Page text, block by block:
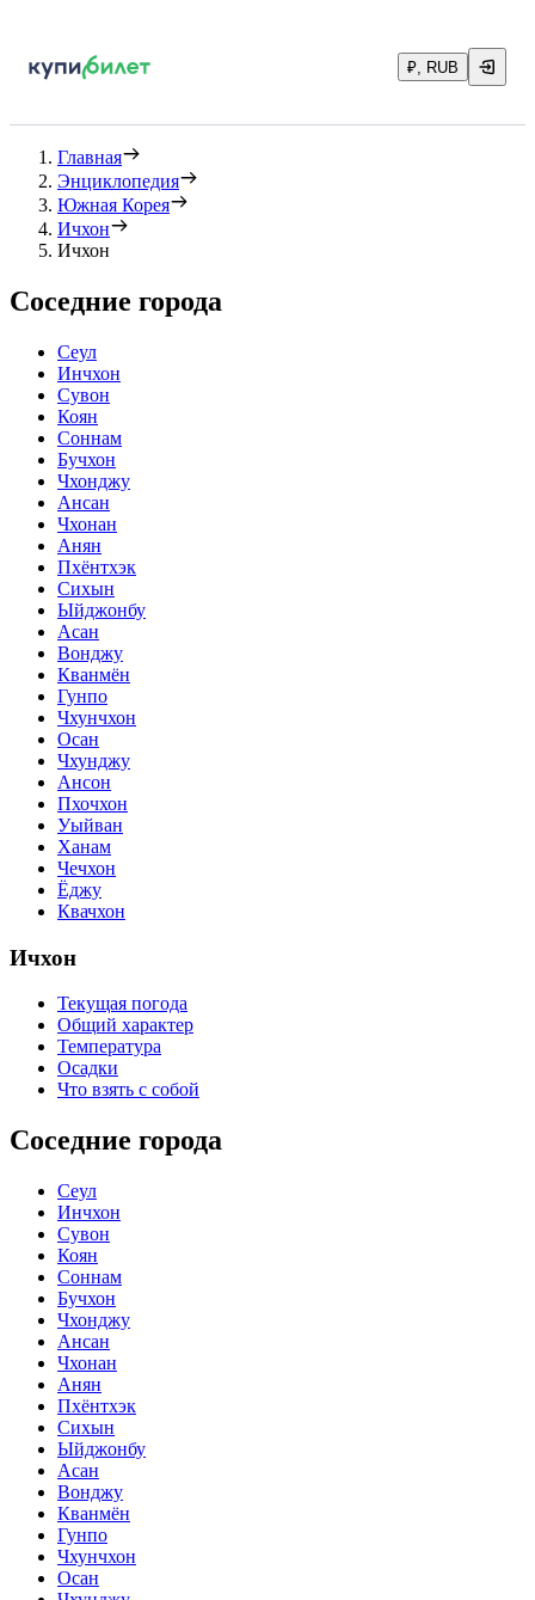
₽, RUB
Главная
Энциклопедия
Южная Корея
Ичхон
Ичхон
Соседние города
Сеул
Инчхон
Сувон
Коян
Соннам
Бучхон
Чхонджу
Ансан
Чхонан
Анян
Пхёнтхэк
Сихын
Ыйджонбу
Асан
Вонджу
Кванмён
Гунпо
Чхунчхон
Осан
Чхунджу
Ансон
Пхочхон
Уыйван
Ханам
Чечхон
Ёджу
Квачхон
Ичхон
Текущая погода
Общий характер
Температура
Осадки
Что взять с собой
Соседние города
Сеул
Инчхон
Сувон
Коян
Соннам
Бучхон
Чхонджу
Ансан
Чхонан
Анян
Пхёнтхэк
Сихын
Ыйджонбу
Асан
Вонджу
Кванмён
Гунпо
Чхунчхон
Осан